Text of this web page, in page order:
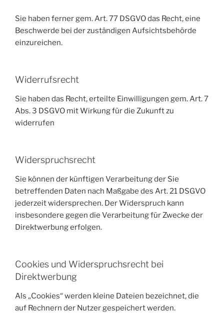
Sie haben ferner gem. Art. 77 DSGVO das Recht, eine
Beschwerde bei der zuständigen Aufsichtsbehörde
einzureichen.
Widerrufsrecht
Sie haben das Recht, erteilte Einwilligungen gem. Art. 7
Abs. 3 DSGVO mit Wirkung für die Zukunft zu
widerrufen
Widerspruchsrecht
Sie können der künftigen Verarbeitung der Sie
betreffenden Daten nach Maßgabe des Art. 21 DSGVO
jederzeit widersprechen. Der Widerspruch kann
insbesondere gegen die Verarbeitung für Zwecke der
Direktwerbung erfolgen.
Cookies und Widerspruchsrecht bei
Direktwerbung
Als „Cookies“ werden kleine Dateien bezeichnet, die
auf Rechnern der Nutzer gespeichert werden.